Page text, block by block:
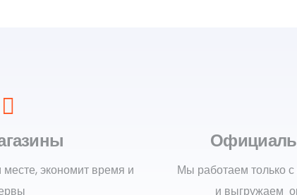
экономит время и
Мы работаем только
и выгружаем